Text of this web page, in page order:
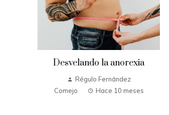
Desvelando la anorexia
Régulo Fernández
Comejo
Hace 10 meses